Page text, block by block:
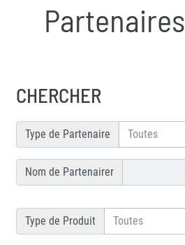
Partenaires
CHERCHER
Type de Partenaire
Nom de Partenairer
Type de Produit